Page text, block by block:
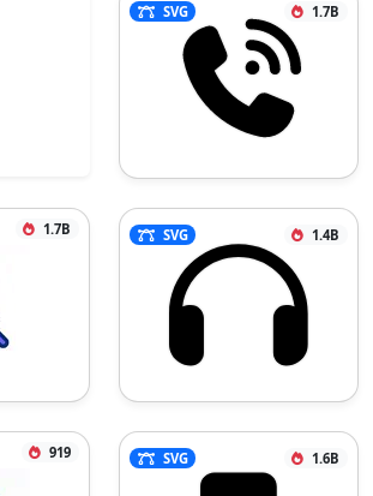
SVG 1.7B
1.7B SVG 1.4B
919 SVG 1.6B